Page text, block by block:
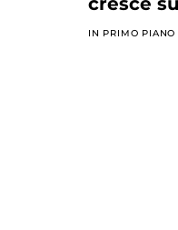
IN PRIMO PIANO